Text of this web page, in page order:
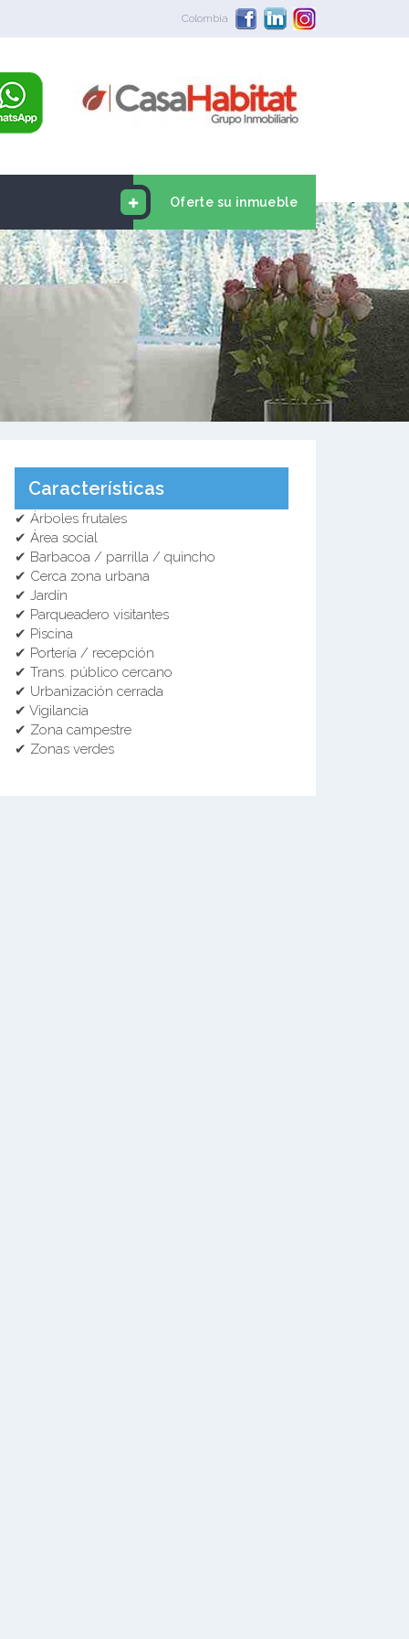
Colombia
Oferte su inmueble
Características
✔ Árboles frutales
✔ Área social
✔ Barbacoa / parrilla / quincho
✔ Cerca zona urbana
✔ Jardín
✔ Parqueadero visitantes
✔ Piscina
✔ Portería / recepción
✔ Trans. público cercano
✔ Urbanización cerrada
✔ Vigilancia
✔ Zona campestre
✔ Zonas verdes